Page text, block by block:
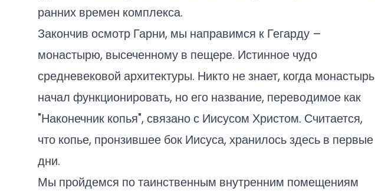
ранних времен комплекса.
Закончив осмотр Гарни, мы направимся к Гегарду –
монастырю, высеченному в пещере. Истинное чудо
средневековой архитектуры. Никто не знает, когда монастырь
начал функционировать, но его название, переводимое как
"Наконечник копья", связано с Иисусом Христом. Считается,
что копье, пронзившее бок Иисуса, хранилось здесь в первые
дни.
Мы пройдемся по таинственным внутренним помещениям